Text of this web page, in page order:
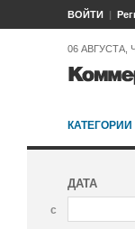
ВОЙТИ
06 АВГУСТА,
КАТЕГОРИИ
ДАТА
с